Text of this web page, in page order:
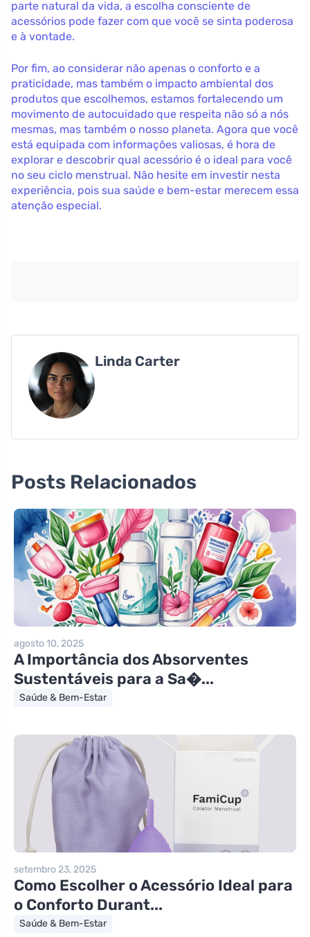
parte natural da vida, a escolha consciente de
acessórios pode fazer com que você se sinta poderosa
e à vontade.
Por fim, ao considerar não apenas o conforto e a
praticidade, mas também o impacto ambiental dos
produtos que escolhemos, estamos fortalecendo um
movimento de autocuidado que respeita não só a nós
mesmas, mas também o nosso planeta. Agora que você
está equipada com informações valiosas, é hora de
explorar e descobrir qual acessório é o ideal para você
no seu ciclo menstrual. Não hesite em investir nesta
experiência, pois sua saúde e bem-estar merecem essa
atenção especial.
Linda Carter
Posts Relacionados
agosto 10, 2025
A Importância dos Absorventes
Sustentáveis para a Sa�...
Saúde & Bem-Estar
setembro 23, 2025
Como Escolher o Acessório Ideal para
o Conforto Durant...
Saúde & Bem-Estar